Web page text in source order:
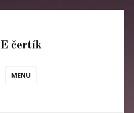
E čertík
MENU